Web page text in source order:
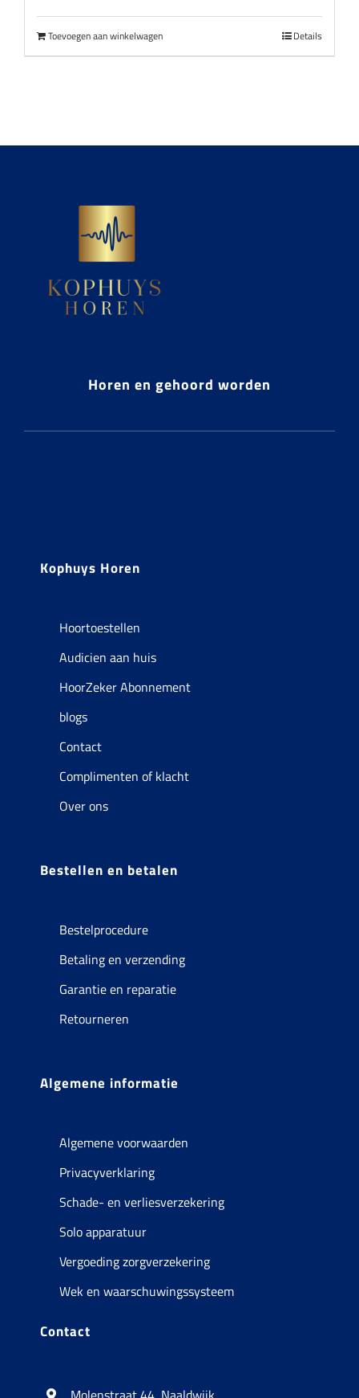
Toevoegen aan winkelwagen Details
Horen en gehoord worden
Kophuys Horen
Hoortoestellen
Audicien aan huis
HoorZeker Abonnement
blogs
Contact
Complimenten of klacht
Over ons
Bestellen en betalen
Bestelprocedure
Betaling en verzending
Garantie en reparatie
Retourneren
Algemene informatie
Algemene voorwaarden
Privacyverklaring
Schade- en verliesverzekering
Solo apparatuur
Vergoeding zorgverzekering
Wek en waarschuwingssysteem
Contact